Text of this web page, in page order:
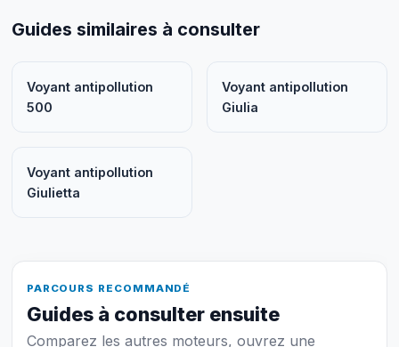
Guides similaires à consulter
Voyant antipollution
500
Voyant antipollution
Giulia
Voyant antipollution
Giulietta
PARCOURS RECOMMANDÉ
Guides à consulter ensuite
Comparez les autres moteurs, ouvrez une